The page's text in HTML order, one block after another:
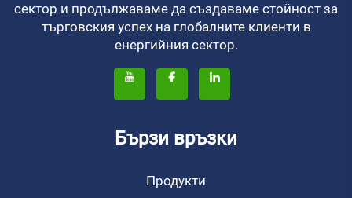
сектор и продължаваме да създаваме стойност за
търговския успех на глобалните клиенти в
енергийния сектор.
Бързи връзки
Продукти